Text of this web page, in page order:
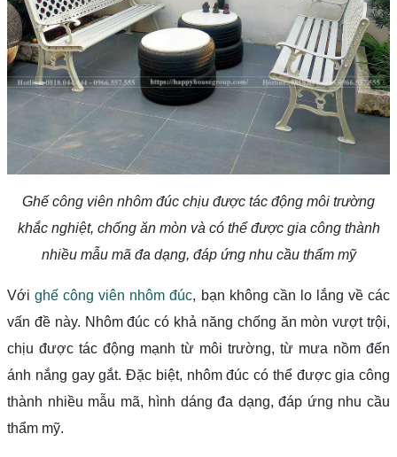
Ghế công viên nhôm đúc chịu được tác động môi trường
khắc nghiệt, chống ăn mòn và có thể được gia công thành
nhiều mẫu mã đa dạng, đáp ứng nhu cầu thẩm mỹ
Vớighế công viên nhôm đúc, bạn không cần lo lắng về các
vấn đề này. Nhôm đúc có khả năng chống ăn mòn vượt trội,
chịu được tác động mạnh từ môi trường, từ mưa nồm đến
ánh nắng gay gắt. Đặc biệt, nhôm đúc có thể được gia công
thành nhiều mẫu mã, hình dáng đa dạng, đáp ứng nhu cầu
thẩm mỹ.